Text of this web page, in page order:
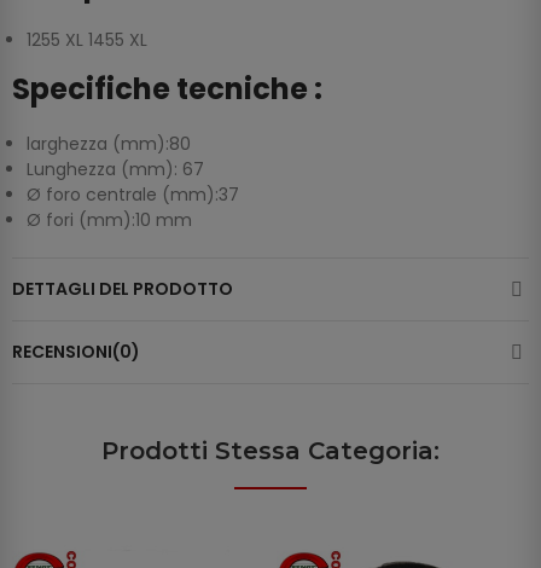
1255 XL 1455 XL
Specifiche tecniche :
larghezza (mm):80
Lunghezza (mm): 67
Ø foro centrale (mm):37
Ø fori (mm):10 mm
DETTAGLI DEL PRODOTTO
RECENSIONI(0)
Prodotti Stessa Categoria: